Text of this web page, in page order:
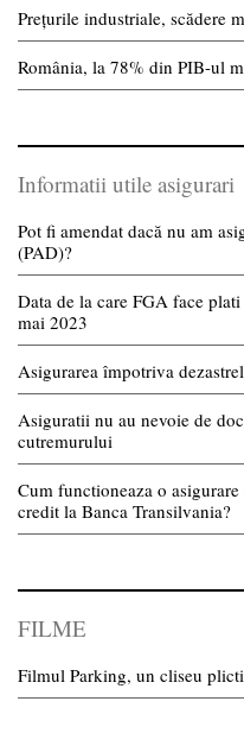
Prețurile industriale, scădere
România, la 78% din PIB-ul
Informatii utile asigurari
Pot fi amendat dacă nu am
(PAD)?
Data de la care FGA face
mai 2023
Asigurarea împotriva
Asiguratii nu au nevoie de
cutremurului
Cum functioneaza o
credit la Banca Transilvania?
FILME
Filmul Parking, un cliseu